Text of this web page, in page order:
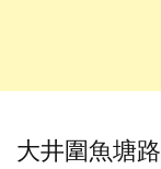
大井圍魚塘路